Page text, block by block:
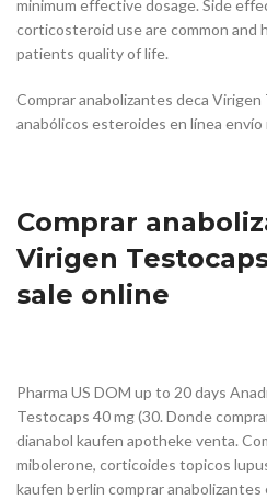
minimum effective dosage. Side
corticosteroid use are common and
patients quality of life.
Comprar anabolizantes deca
anabólicos esteroides en línea envío
Comprar
Virigen
sale online
Pharma US DOM up to 20 days
Testocaps 40 mg (30. Donde
dianabol kaufen apotheke venta.
mibolerone, corticoides topicos
kaufen berlin comprar anabolizantes